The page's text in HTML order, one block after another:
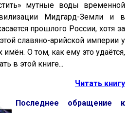
мутные воды временной
Мидгард-Земли и в
прошлого России, хотя за
славяно-арийской империи у
О том, как ему это удаётся,
в этой книге...
Читать книгу
Последнее обращение к